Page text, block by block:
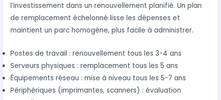
l’investissement dans un renouvellement planifié. Un plan
de remplacement échelonné lisse les dépenses et
maintient un parc homogène, plus facile à administrer.
Postes de travail : renouvellement tous les 3-4 ans
Serveurs physiques : remplacement tous les 5 ans
Équipements réseau : mise à niveau tous les 5-7 ans
Périphériques (imprimantes, scanners) : évaluation